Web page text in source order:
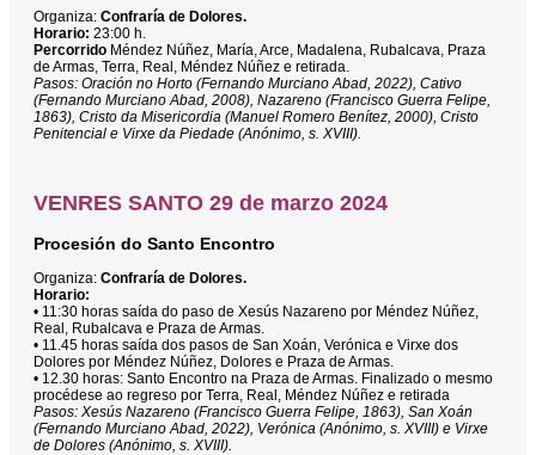
Organiza: Confraría de Dolores.
Horario: 23:00 h.
Percorrido Méndez Núñez, María, Arce, Madalena, Rubalcava, Praza
de Armas, Terra, Real, Méndez Núñez e retirada.
Pasos: Oración no Horto (Fernando Murciano Abad, 2022), Cativo
(Fernando Murciano Abad, 2008), Nazareno (Francisco Guerra Felipe,
1863), Cristo da Misericordia (Manuel Romero Benítez, 2000), Cristo
Penitencial e Virxe da Piedade (Anónimo, s. XVIII).
VENRES SANTO 29 de marzo 2024
Procesión do Santo Encontro
Organiza: Confraría de Dolores.
Horario:
• 11:30 horas saída do paso de Xesús Nazareno por Méndez Núñez,
Real, Rubalcava e Praza de Armas.
• 11.45 horas saída dos pasos de San Xoán, Verónica e Virxe dos
Dolores por Méndez Núñez, Dolores e Praza de Armas.
• 12.30 horas: Santo Encontro na Praza de Armas. Finalizado o mesmo
procédese ao regreso por Terra, Real, Méndez Núñez e retirada
Pasos: Xesús Nazareno (Francisco Guerra Felipe, 1863), San Xoán
(Fernando Murciano Abad, 2022), Verónica (Anónimo, s. XVIII) e Virxe
de Dolores (Anónimo, s. XVIII).